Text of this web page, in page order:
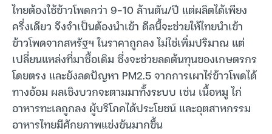
ไทยต้องใช้ข้าวโพดกว่า 9-10 ล้านตัน/ปี แต่ผลิตได้เพียง
ครึ่งเดียว จึงจำเป็นต้องนำเข้า ดีลนี้จะช่วยให้ไทยนำเข้า
ข้าวโพดจากสหรัฐฯ ในราคาถูกลง ไม่ใช่เพิ่มปริมาณ แต่
เปลี่ยนแหล่งที่มาซื้อเดิม ซึ่งจะช่วยลดต้นทุนของเกษตรกร
โดยตรง และยังลดปัญหา PM2.5 จากการเผาไร่ข้าวโพดได้
ทางอ้อม ผลเชิงบวกจะตามมาทั้งระบบ เช่น เนื้อหมู ไก่
อาหารทะเลถูกลง ผู้บริโภคได้ประโยชน์ และอุตสาหกรรม
อาหารไทยมีศักยภาพแข่งขันมากขึ้น